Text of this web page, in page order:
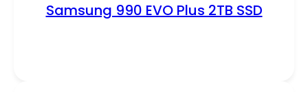
Samsung 990 EVO Plus 2TB SSD